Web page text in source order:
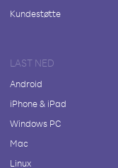
Kundestøtte
LAST NED
Android
iPhone & iPad
Windows PC
Mac
Linux